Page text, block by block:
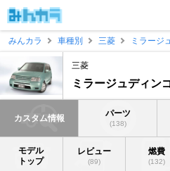
みんカラ
車種別 三菱 ミラージ
三菱
ミラージュディン
カスタム情報 パーツ
(138)
モデル
トップ
レビュー
(89)
燃費
(132)